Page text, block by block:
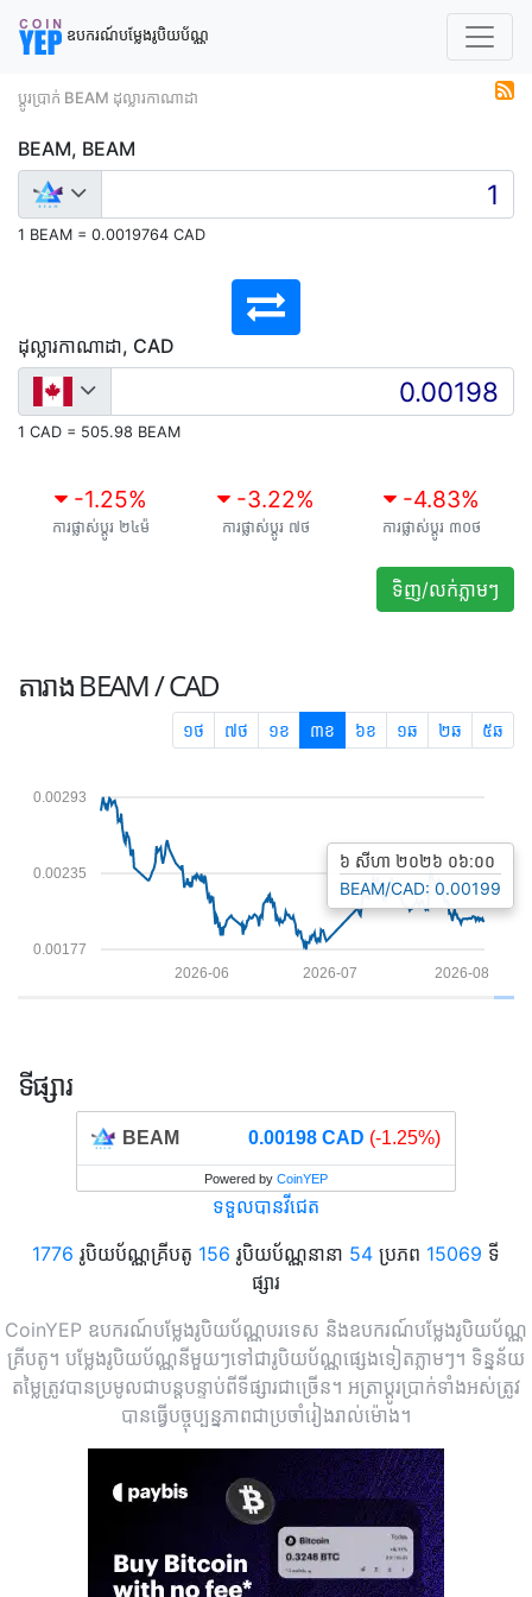
ឧបករណ៍បម្លែងរូបិយប័ណ្ណ
ប្តូរប្រាក់ BEAM ដុល្លារកាណាដា
BEAM, BEAM
1 BEAM = 0.0019764 CAD
ដុល្លារកាណាដា, CAD
1 CAD = 505.98 BEAM
-1.25%
ការផ្លាស់ប្តូរ ២៤ម៉
-3.22%
ការផ្លាស់ប្តូរ ៧ថ
-4.83%
ការផ្លាស់ប្តូរ ៣០ថ
ទិញ/លក់ភ្លាមៗ
តារាងBEAM / CAD
១ថ ៧ថ ១ខ ៣ខ ៦ខ ១ឆ ២ឆ ៥ឆ
0.00177
0.00235
0.00293
2026-08
2026-07
2026-06
៦ សីហា ២០២៦ ០៦:០០
BEAM/CAD: 0.00199
ទីផ្សារ
BEAM 0.00198 CAD (-1.25%)
Powered by CoinYEP
ទទួលបានវីជេត
1776 រូបិយប័ណ្ណគ្រីបតូ 156 រូបិយប័ណ្ណនានា 54 ប្រភព 15069 ទី
ផ្សារ
CoinYEP ឧបករណ៍បម្លែងរូបិយប័ណ្ណបរទេស និងឧបករណ៍បម្លែងរូបិយប័ណ្ណ
គ្រីបតូ។ បម្លែងរូបិយប័ណ្ណនីមួយៗទៅជារូបិយប័ណ្ណផ្សេងទៀតភ្លាមៗ។ ទិន្នន័យ
តម្លៃត្រូវបានប្រមូលជាបន្តបន្ទាប់ពីទីផ្សារជាច្រើន។ អត្រាប្តូរប្រាក់ទាំងអស់ត្រូវ
បានធ្វើបច្ចុប្បន្នភាពជាប្រចាំរៀងរាល់ម៉ោង។